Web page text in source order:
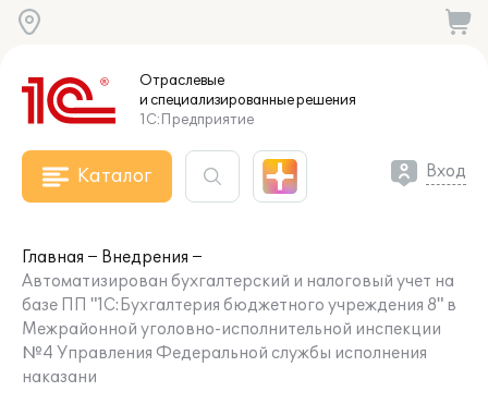
Отраслевые
и специализированныерешения
1С:Предприятие
Каталог Вход
Главная
Внедрения
Автоматизирован бухгалтерский и налоговый учет на
базе ПП "1С:Бухгалтерия бюджетного учреждения 8" в
Межрайонной уголовно-исполнительной инспекции
№4 Управления Федеральной службы исполнения
наказани